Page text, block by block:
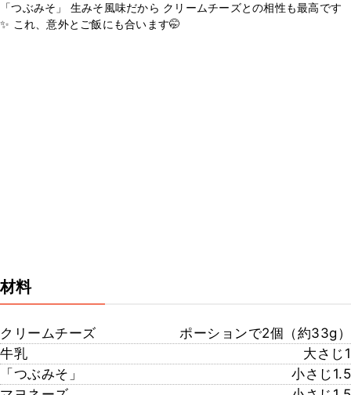
「つぶみそ」 生みそ風味だから クリームチーズとの相性も最高です
✨ これ、意外とご飯にも合います🤭
材料
クリームチーズ
ポーションで2個（約33g）
牛乳
大さじ1
「つぶみそ」
小さじ1.5